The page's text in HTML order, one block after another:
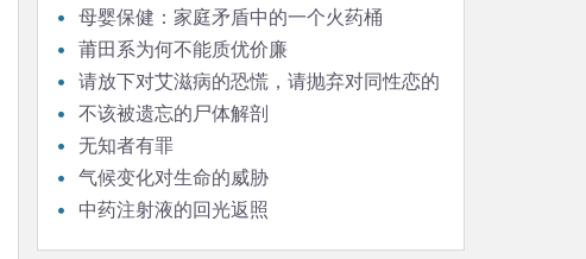
母婴保健：家庭矛盾中的一个火药桶
莆田系为何不能质优价廉
请放下对艾滋病的恐慌，请抛弃对同性恋的
歧视不该被遗忘的尸体解剖
无知者有罪
气候变化对生命的威胁
中药注射液的回光返照